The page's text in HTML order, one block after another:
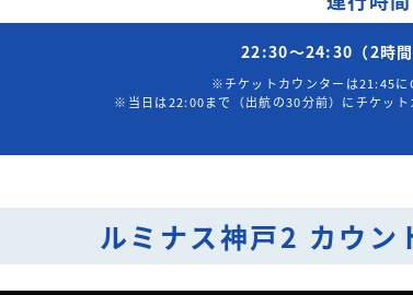
22:30〜24:30（2時間
※チケットカウンターは21:45に
※当日は22:00まで（出航の30分前）にチケット
ルミナス神戸2 カウン